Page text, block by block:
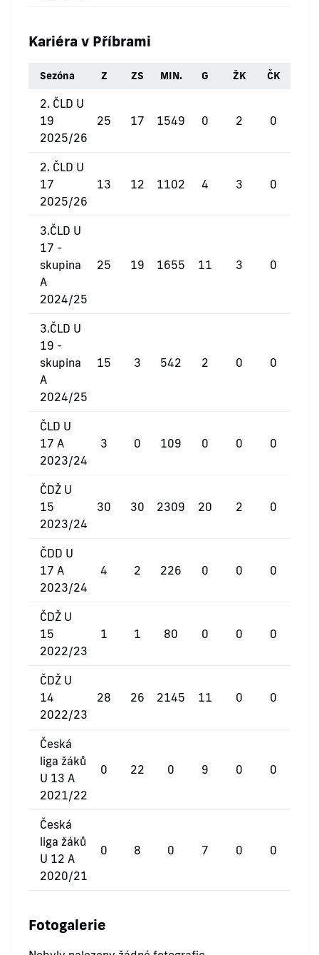
Kariéra v Příbrami
Sezóna Z ZS MIN. G ŽK ČK
2. ČLD U
19
2025/26
25 17 1549 0 2 0
2. ČLD U
17
2025/26
13 12 1102 4 3 0
3.ČLD U
17 -
skupina
A
2024/25
25 19 1655 11 3 0
3.ČLD U
19 -
skupina
A
2024/25
15 3 542 2 0 0
ČLD U
17 A
2023/24
3 0 109 0 0 0
ČDŽ U
15
2023/24
30 30 2309 20 2 0
ČDD U
17 A
2023/24
4 2 226 0 0 0
ČDŽ U
15
2022/23
1 1 80 0 0 0
ČDŽ U
14
2022/23
28 26 2145 11 0 0
Česká
liga žáků
U 13 A
2021/22
0 22 0 9 0 0
Česká
liga žáků
U 12 A
2020/21
0 8 0 7 0 0
Fotogalerie